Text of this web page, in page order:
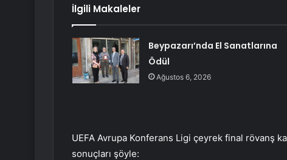
İlgili Makaleler
Beypazarı’nda El Sanatlarına
Ödül
Ağustos 6, 2026
UEFA Avrupa Konferans Ligi çeyrek final rövanş
sonuçları şöyle: